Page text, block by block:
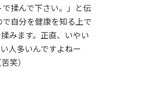
揉んで下さい。」と伝
自分を健康を知る上で
みます。正直、いやい
人多いんですよねー
笑）